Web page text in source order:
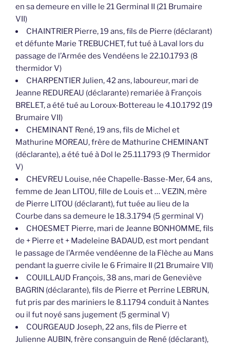
en sa demeure en ville le 21 Germinal II (21 Brumaire
VII)
CHAINTRIER Pierre, 19 ans, fils de Pierre (déclarant)
et défunte Marie TREBUCHET, fut tué à Laval lors du
passage de l’Armée des Vendéens le 22.10.1793 (8
thermidor V)
CHARPENTIER Julien, 42 ans, laboureur, mari de
Jeanne REDUREAU (déclarante) remariée à François
BRELET, a été tué au Loroux-Bottereau le 4.10.1792 (19
Brumaire VII)
CHEMINANT René, 19 ans, fils de Michel et
Mathurine MOREAU, frère de Mathurine CHEMINANT
(déclarante), a été tué à Dol le 25.11.1793 (9 Thermidor
V)
CHEVREU Louise, née Chapelle-Basse-Mer, 64 ans,
femme de Jean LITOU, fille de Louis et … VEZIN, mère
de Pierre LITOU (déclarant), fut tuée au lieu de la
Courbe dans sa demeure le 18.3.1794 (5 germinal V)
CHOESMET Pierre, mari de Jeanne BONHOMME, fils
de + Pierre et + Madeleine BADAUD, est mort pendant
le passage de l’Armée vendéenne de la Flèche au Mans
pendant la guerre civile le 6 Frimaire II (21 Brumaire VII)
COUILLAUD François, 38 ans, mari de Geneviève
BAGRIN (déclarante), fils de Pierre et Perrine LEBRUN,
fut pris par des mariniers le 8.1.1794 conduit à Nantes
ou il fut noyé sans jugement (5 germinal V)
COURGEAUD Joseph, 22 ans, fils de Pierre et
Julienne AUBIN, frère consanguin de René (déclarant),